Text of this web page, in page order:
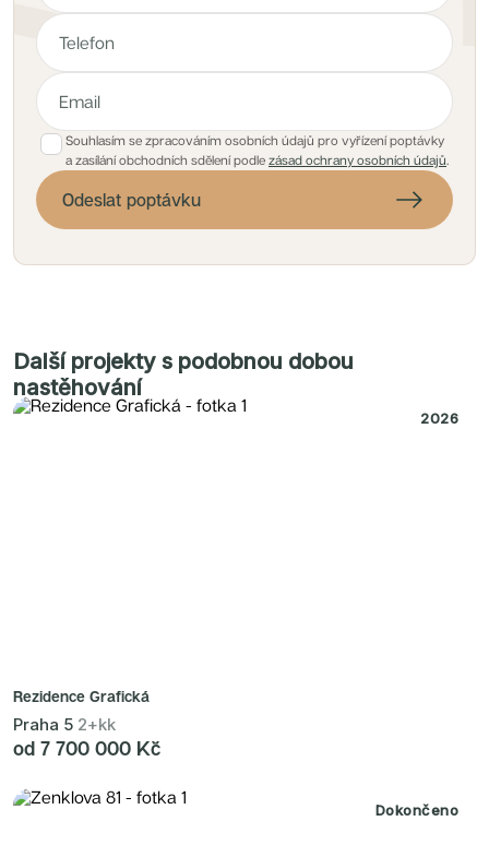
Souhlasím se zpracováním osobních údajů pro vyřízení poptávky
a zasílání obchodních sdělení podle zásad ochrany osobních údajů.
Odeslat poptávku
Další projekty s podobnou dobou
nastěhování
2026
Rezidence Grafická
Praha 5 2+kk
od 7 700 000 Kč
Dokončeno